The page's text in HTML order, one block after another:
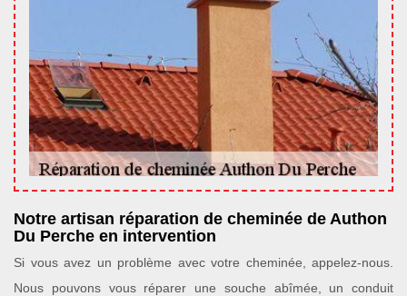
Notre artisan réparation de cheminée de Authon
Du Perche en intervention
Si vous avez un problème avec votre cheminée, appelez-nous.
Nous pouvons vous réparer une souche abîmée, un conduit